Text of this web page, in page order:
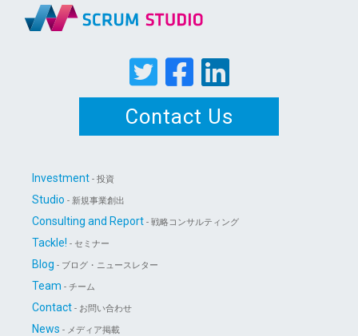
Contact Us
Investment - 投資
Studio - 新規事業創出
Consulting and Report - 戦略コンサルティング
Tackle! - セミナー
Blog - ブログ・ニュースレター
Team - チーム
Contact - お問い合わせ
News - メディア掲載